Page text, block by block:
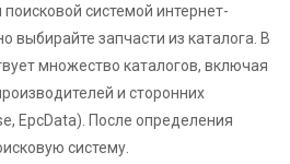
системой интернет-
выбирайте запчасти из каталога. В
множество каталогов, включая
и сторонних
EpcData). После определения
систему.